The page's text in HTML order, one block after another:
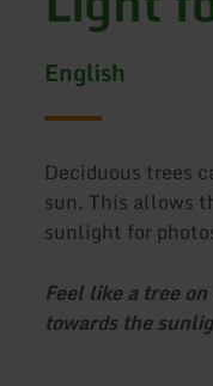
English
Deciduous trees
sun. This allows
sunlight for
Feel like a tree
towards the